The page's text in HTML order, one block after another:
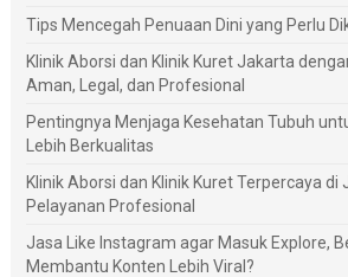
Tips Mencegah Penuaan Dini yang Perlu
Klinik Aborsi dan Klinik Kuret Jakarta
Aman, Legal, dan Profesional
Pentingnya Menjaga Kesehatan Tubuh
Lebih Berkualitas
Klinik Aborsi dan Klinik Kuret Terpercaya di
Pelayanan Profesional
Jasa Like Instagram agar Masuk Explore,
Membantu Konten Lebih Viral?